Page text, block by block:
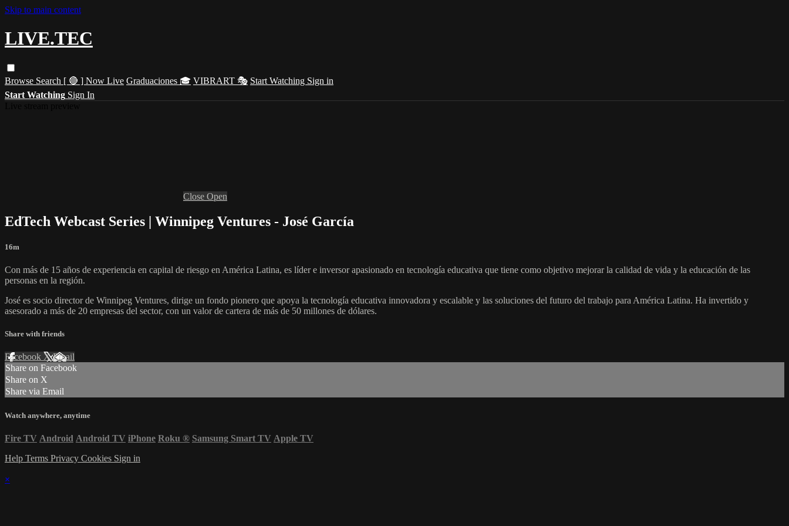
Skip to main content
LIVE.TEC
Browse Search [ 🔴 ] Now Live Graduaciones 🎓 VIBRART 🎭 Start Watching Sign in
Start Watching Sign In
Close Open
EdTech Webcast Series | Winnipeg Ventures - José García
16m
Con más de 15 años de experiencia en capital de riesgo en América Latina, es líder e inversor apasionado en tecnología educativa que tiene como objetivo mejorar la calidad de vida y la educación de las
personas en la región.
José es socio director de Winnipeg Ventures, dirige un fondo pionero que apoya la tecnología educativa innovadora y escalable y las soluciones del futuro del trabajo para América Latina. Ha invertido y
asesorado a más de 20 empresas del sector, con un valor de cartera de más de 50 millones de dólares.
Share with friends
Facebook XEmail
Share on Facebook
Share on X
Share via Email
Watch anywhere, anytime
Fire TV Android Android TV iPhone Roku ® Samsung Smart TV Apple TV
Help Terms Privacy Cookies Sign in
×